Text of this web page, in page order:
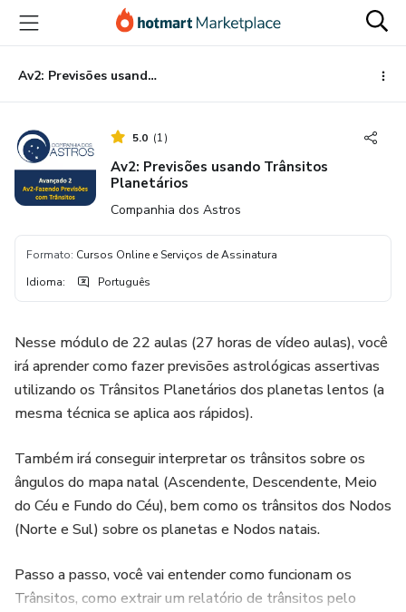
para
conteúdo
principal
para
pagamento
para
rodapé
Av2: Previsões usando Trânsitos Planetários
5.0 (1)
Av2: Previsões usando Trânsitos
Planetários
Companhia dos Astros
Formato: Cursos Online e Serviços de Assinatura
Idioma: Português
Nesse módulo de 22 aulas (27 horas de vídeo aulas), você
irá aprender como fazer previsões astrológicas assertivas
utilizando os Trânsitos Planetários dos planetas lentos (a
mesma técnica se aplica aos rápidos).
Também irá conseguir interpretar os trânsitos sobre os
ângulos do mapa natal (Ascendente, Descendente, Meio
do Céu e Fundo do Céu), bem como os trânsitos dos Nodos
(Norte e Sul) sobre os planetas e Nodos natais.
Passo a passo, você vai entender como funcionam os
Trânsitos, como extrair um relatório de trânsitos pelo